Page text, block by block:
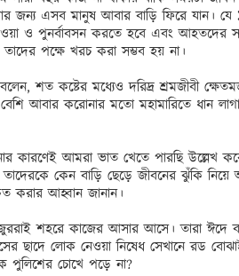
জন্য এসব মানুষ আবার বাড়ি ফিরে যান। যে
ও পুনর্বাবসন করতে হবে এবং আহতদের
তাদের পক্ষে খরচ করা সম্ভব হয় না।
শত কষ্টের মধ্যেও দরিদ্র শ্রমজীবী
বেশি আবার করোনার মতো মহামারিতে ধান
আমরা ভাত খেতে পারছি উল্লেখ
তাদেরকে কেন বাড়ি ছেড়ে জীবনের ঝুঁকি
করার আহ্বান জানান।
শহরে কাজের আসার আসে। তারা ঈদে
ছাদে লোক নেওয়া নিষেধ সেখানে রড
পুলিশের চোখে পড়ে না?